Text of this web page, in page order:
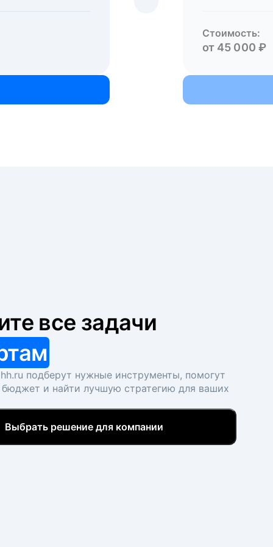
Стоимость:
от 45 000 ₽
все задачи
подберут нужные инструменты, помогут
бюджет и найти лучшую стратегию для ваших
Выбрать решение для компании